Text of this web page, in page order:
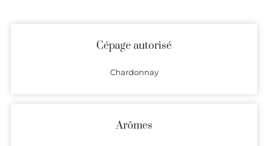
Cépage autorisé
Chardonnay
Arômes